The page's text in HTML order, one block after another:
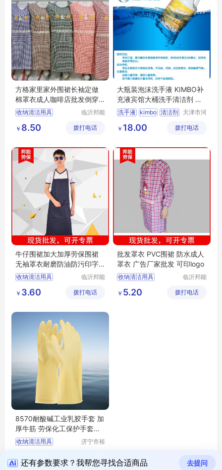
方格家里家外围裙长袖定做
棉罩衣成人咖啡店批发倒穿
衣劳保工作服
收纳清洁用具
家务围裙
临沂邦能
有限公司
￥ 8.50 拨打电话
大瓶装泡沫洗手液 KIMBO补
充液宾馆大桶洗手清洁剂 超
洁亮DFF010
洗手液 kimbo 清洁剂
天津市河
清洁用品
￥ 18.00 拨打电话
牛仔围裙加大加厚劳保围裙
无袖罩衣耐磨防油防污印字lo
go
收纳清洁用具
家务围裙
临沂邦能
有限公司
￥ 3.60 拨打电话
批发罩衣 PVC围裙 防水成人
罩衣 广告厂家批发 可印logo
收纳清洁用具
家务围裙
临沂邦能
有限公司
￥ 5.20 拨打电话
8570耐酸碱工业乳胶手套 加
厚牛筋 劳保化工保护手套抗
酸碱
收纳清洁用具
家务手套
济宁市裕
技有限公
司
￥ 5.80
还有参数要求？我帮您寻找合适商品 去提问